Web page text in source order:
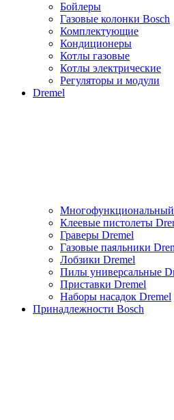
Бойлеры
Газовые колонки Bosch
Комплектующие
Кондиционеры
Котлы газовые
Котлы электрические
Регуляторы и модули
Dremel
Многофункциональный
Клеевые пистолеты
Граверы Dremel
Газовые паяльники
Лобзики Dremel
Пилы универсальные
Приставки Dremel
Наборы насадок Dremel
Принадлежности Bosch